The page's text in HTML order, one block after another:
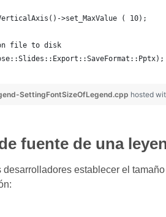
>set_MaxValue ( 10);
file to disk
SettingFontSizeOfLegend.cpp hosted
fuente de una
establecer el